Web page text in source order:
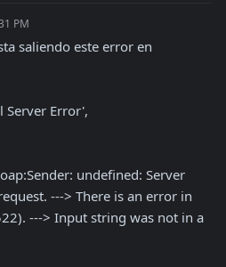
PM
saliendo este error en
---> There is an error in
---> Input string was not in a